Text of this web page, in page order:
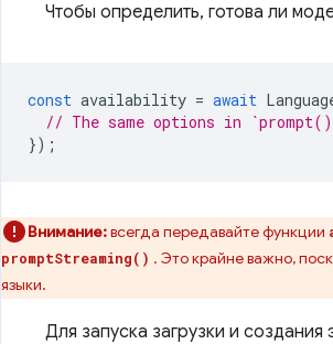
Чтобы определить, готова ли
const availability = await
// The same options in
});
Внимание:всегда передавайте функции
promptStreaming() . Это крайне важно,
языки.
Для запуска загрузки и